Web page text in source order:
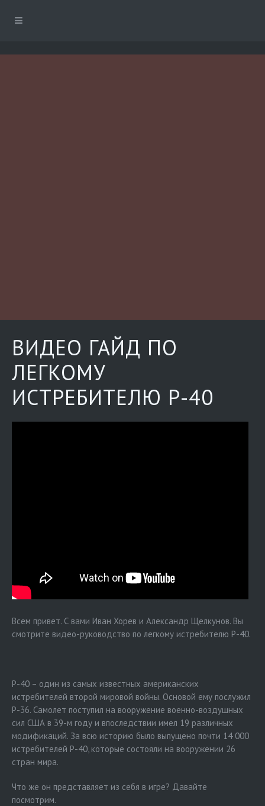
ВИДЕО ГАЙД ПО
ЛЕГКОМУ
ИСТРЕБИТЕЛЮ P-40
Всем привет. С вами Иван Хорев и Александр Щелкунов. Вы
смотрите видео-руководство по легкому истребителю P-40.
P-40 – один из самых известных американских
истребителей второй мировой войны. Основой ему послужил
P-36. Самолет поступил на вооружение военно-воздушных
сил США в 39-м году и впоследствии имел 19 различных
модификаций. За всю историю было выпущено почти 14 000
истребителей P-40, которые состояли на вооружении 26
стран мира.
Что же он представляет из себя в игре? Давайте
посмотрим.